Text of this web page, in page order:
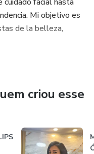
Mi objetivo es
de la belleza,
criou esse